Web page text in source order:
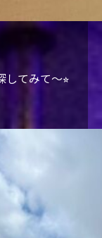
てみて〜⭐︎